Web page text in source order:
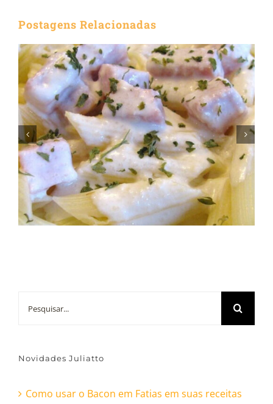
Postagens Relacionadas
Descubra a Delícia do
Fettuccine Alfredo com
Presunto Juliatto
Novidades Juliatto
Como usar o Bacon em Fatias em suas receitas